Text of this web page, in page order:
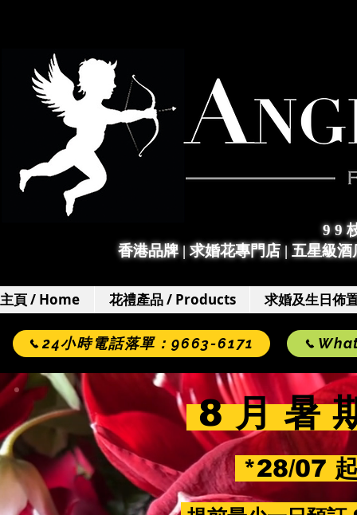
9 9
香港品牌 | 求婚花專門店| 五星級
主頁 / Home 花禮產品 / Products 求婚及生日佈
24小時電話落單：9663-6171
8 月 暑
*28/07